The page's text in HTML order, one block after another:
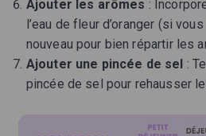
Ajouter les arômes :
l’eau de fleur d’oranger (si
nouveau pour bien répartir les
Ajouter une pincée de sel :
pincée de sel pour rehausser